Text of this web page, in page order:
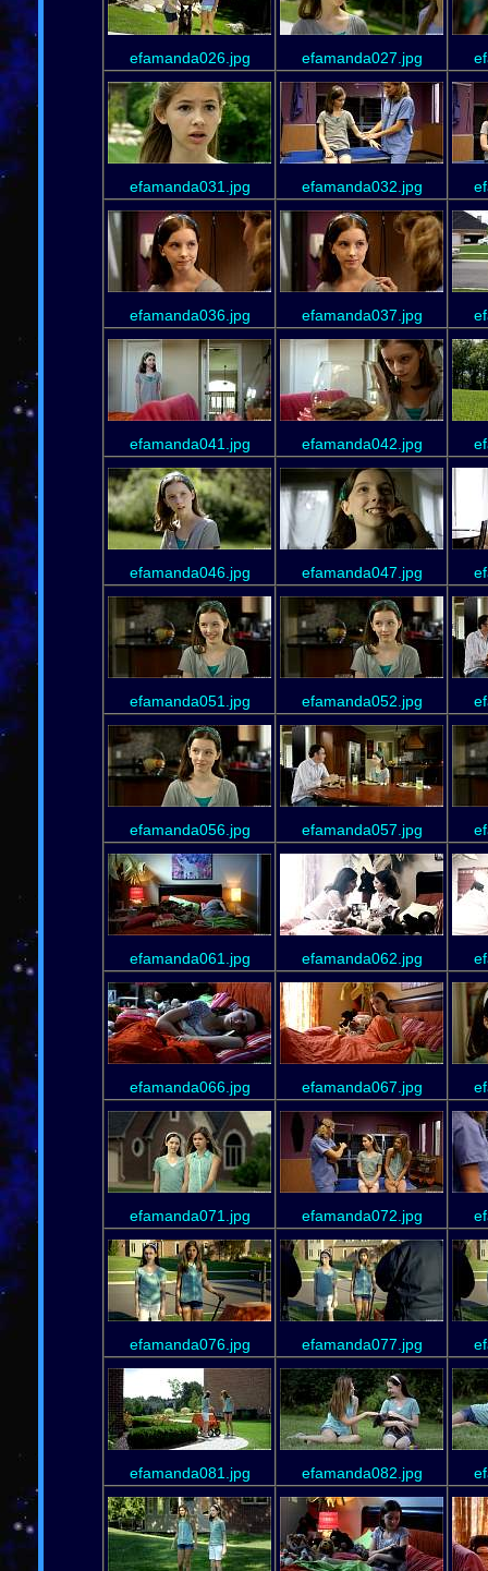
efamanda026.jpg efamanda027.jpg
efamanda031.jpg efamanda032.jpg
efamanda036.jpg efamanda037.jpg
efamanda041.jpg efamanda042.jpg
efamanda046.jpg efamanda047.jpg
efamanda051.jpg efamanda052.jpg
efamanda056.jpg efamanda057.jpg
efamanda061.jpg efamanda062.jpg
efamanda066.jpg efamanda067.jpg
efamanda071.jpg efamanda072.jpg
efamanda076.jpg efamanda077.jpg
efamanda081.jpg efamanda082.jpg